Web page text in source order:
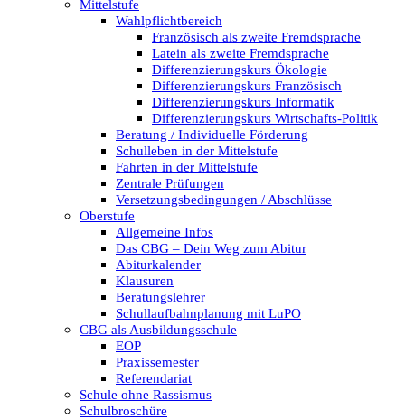
Mittelstufe
Wahlpflichtbereich
Französisch als zweite Fremdsprache
Latein als zweite Fremdsprache
Differenzierungskurs Ökologie
Differenzierungskurs Französisch
Differenzierungskurs Informatik
Differenzierungskurs Wirtschafts-Politik
Beratung / Individuelle Förderung
Schulleben in der Mittelstufe
Fahrten in der Mittelstufe
Zentrale Prüfungen
Versetzungsbedingungen / Abschlüsse
Oberstufe
Allgemeine Infos
Das CBG – Dein Weg zum Abitur
Abiturkalender
Klausuren
Beratungslehrer
Schullaufbahnplanung mit LuPO
CBG als Ausbildungsschule
EOP
Praxissemester
Referendariat
Schule ohne Rassismus
Schulbroschüre